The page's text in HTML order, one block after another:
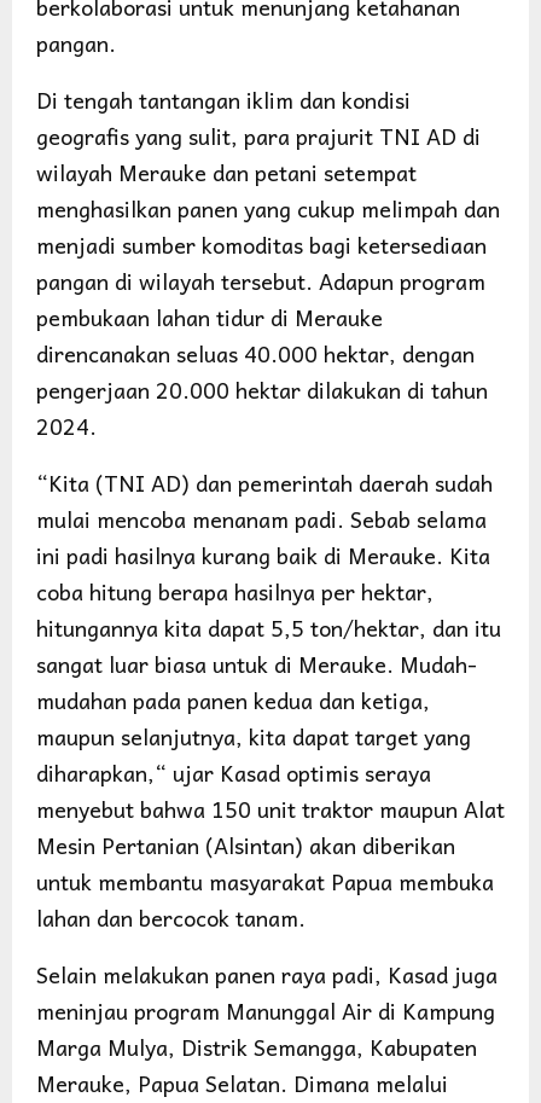
berkolaborasi untuk menunjang ketahanan
pangan.
Di tengah tantangan iklim dan kondisi
geografis yang sulit, para prajurit TNI AD di
wilayah Merauke dan petani setempat
menghasilkan panen yang cukup melimpah dan
menjadi sumber komoditas bagi ketersediaan
pangan di wilayah tersebut. Adapun program
pembukaan lahan tidur di Merauke
direncanakan seluas 40.000 hektar, dengan
pengerjaan 20.000 hektar dilakukan di tahun
2024.
“Kita (TNI AD) dan pemerintah daerah sudah
mulai mencoba menanam padi. Sebab selama
ini padi hasilnya kurang baik di Merauke. Kita
coba hitung berapa hasilnya per hektar,
hitungannya kita dapat 5,5 ton/hektar, dan itu
sangat luar biasa untuk di Merauke. Mudah-
mudahan pada panen kedua dan ketiga,
maupun selanjutnya, kita dapat target yang
diharapkan,“ ujar Kasad optimis seraya
menyebut bahwa 150 unit traktor maupun Alat
Mesin Pertanian (Alsintan) akan diberikan
untuk membantu masyarakat Papua membuka
lahan dan bercocok tanam.
Selain melakukan panen raya padi, Kasad juga
meninjau program Manunggal Air di Kampung
Marga Mulya, Distrik Semangga, Kabupaten
Merauke, Papua Selatan. Dimana melalui